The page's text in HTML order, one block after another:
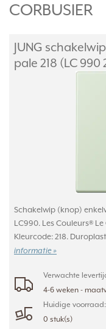
CORBUSIER
JUNG
pale 218 (LC 990
Schakelwip (knop)
LC990. Les Couleurs®
Kleurcode: 218.
informatie »
Verwachte
4-6 weken -
Huidige voorraad:
0 stuk(s)